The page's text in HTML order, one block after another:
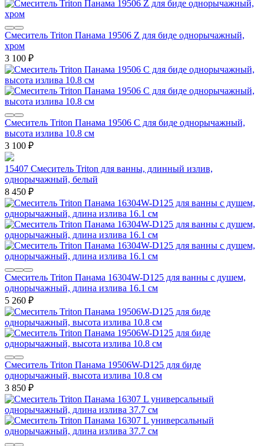
Смеситель Triton Панама 19506 Z для биде однорычажный,
хром
3 100 ₽
Смеситель Triton Панама 19506 С для биде однорычажный,
высота излива 10.8 см
3 100 ₽
15407 Смеситель Triton для ванны, длинный излив,
однорычажный, белый
8 450 ₽
Смеситель Triton Панама 16304W-D125 для ванны с душем,
однорычажный, длина излива 16.1 см
5 260 ₽
Смеситель Triton Панама 19506W-D125 для биде
однорычажный, высота излива 10.8 см
3 850 ₽